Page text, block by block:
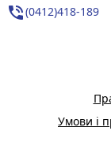
phone_in_talk(0412)418-189
Умови і